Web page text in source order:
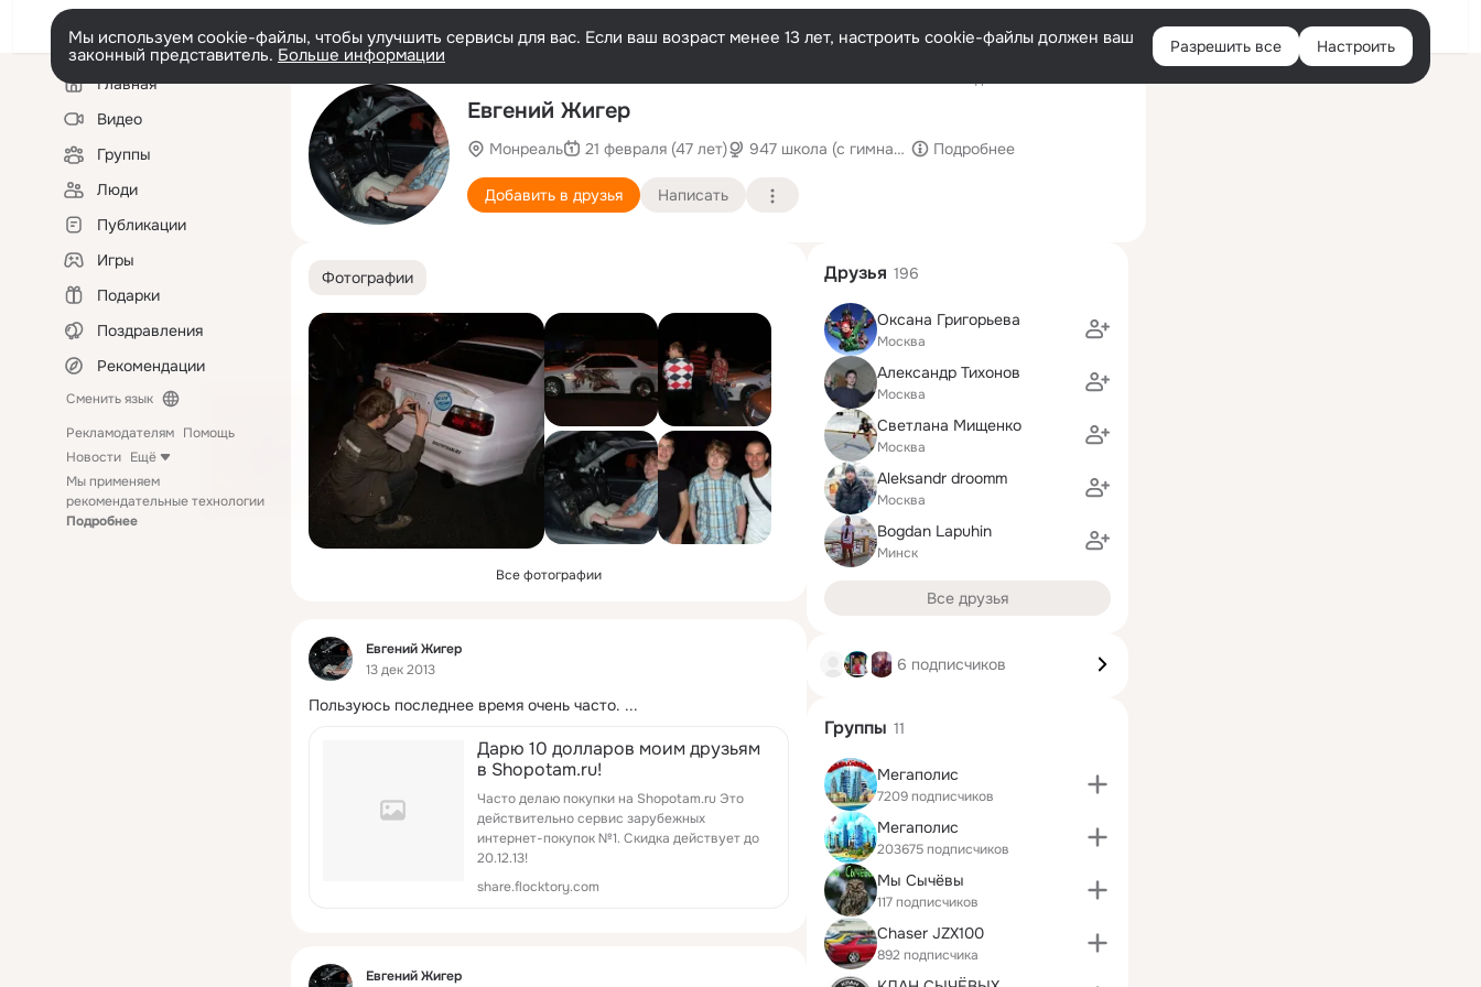
Войти
Мы используем cookie-файлы, чтобы улучшить сервисы для вас. Если ваш возраст менее 13 лет, настроить cookie-файлы должен ваш
законный представитель. Больше информации Разрешить все Настроить
Левая
колонкаГлавная
Видео
Группы
Люди
Публикации
Игры
Подарки
Поздравления
Рекомендации
Сменить язык
Рекламодателям Помощь
Новости Ещё
Мы применяем
рекомендательные технологии
Подробнее
Евгений Жигер
Монреаль 21 февраля (47 лет) 947 школа (с гимназическими классами)
Подробнее
Добавить в друзья Написать
Фотографии
Все фотографии
Фид
Евгений Жигер
13 дек 2013
Пользуюсь последнее время очень часто. ...
Дарю 10 долларов моим друзьям
в Shopotam.ru!
Часто делаю покупки на Shopotam.ru Это
действительно сервис зарубежных
интернет-покупок №1. Скидка действует до
20.12.13!
share.flocktory.com
Фид Евгений Жигер
Друзья 196
Оксана Григорьева
Москва
Александр Тихонов
Москва
Светлана Мищенко
Москва
Aleksandr droomm
Москва
Bogdan Lapuhin
Минск
Все друзья
6 подписчиков
Группы 11
Мегаполис
7209 подписчиков
Мегаполис
203675 подписчиков
Мы Сычёвы
117 подписчиков
Chaser JZX100
892 подписчика